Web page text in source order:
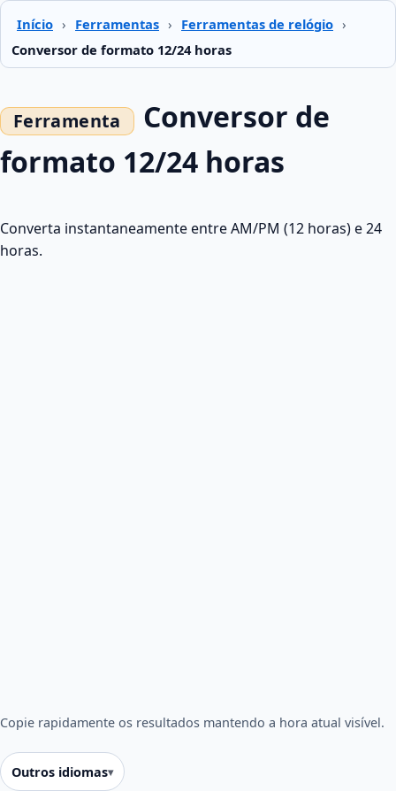
Início › Ferramentas › Ferramentas de relógio ›
Conversor de formato 12/24 horas
Conversor de
formato 12/24 horas
Converta instantaneamente entre AM/PM (12 horas) e 24
horas.
Copie rapidamente os resultados mantendo a hora atual visível.
Outros idiomas